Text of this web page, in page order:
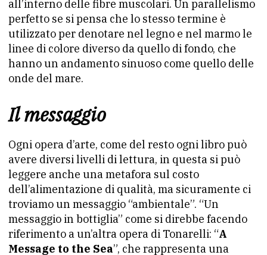
all’interno delle fibre muscolari. Un parallelismo
perfetto se si pensa che lo stesso termine è
utilizzato per denotare nel legno e nel marmo le
linee di colore diverso da quello di fondo, che
hanno un andamento sinuoso come quello delle
onde del mare.
Il messaggio
Ogni opera d’arte, come del resto ogni libro può
avere diversi livelli di lettura, in questa si può
leggere anche una metafora sul costo
dell’alimentazione di qualità, ma sicuramente ci
troviamo un messaggio “ambientale”. “Un
messaggio in bottiglia” come si direbbe facendo
riferimento a un’altra opera di Tonarelli: “A
Message to the Sea”, che rappresenta una